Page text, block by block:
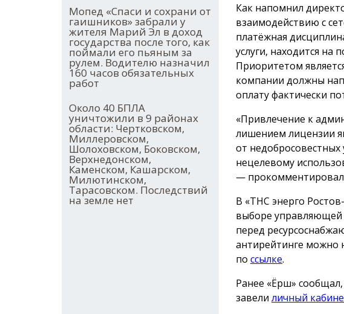
Мопед «Спаси и сохрани от
гаишников» забрали у
жителя Марий Эл в доход
государства после того, как
поймали его пьяным за
рулем. Водителю назначил
160 часов обязательных
работ
Около 40 БПЛА
уничтожили в 9 районах
области: Чертковском,
Миллеровском,
Шолоховском, Боковском,
Верхнедонском,
Каменском, Кашарском,
Милютинском,
Тарасовском. Последствий
на земле нет
Как напомнил
взаимодействию с
платёжная
услуги, находится
Приоритетом
компании должны
оплату фактически
«Привлечение к
лишением лицензии
от
нецелевому
— прокомментировал
В «ТНС энерго
выборе управляющей
перед
антирейтинге можно
по ссылке.
Ранее «Ёрш»
завели личный